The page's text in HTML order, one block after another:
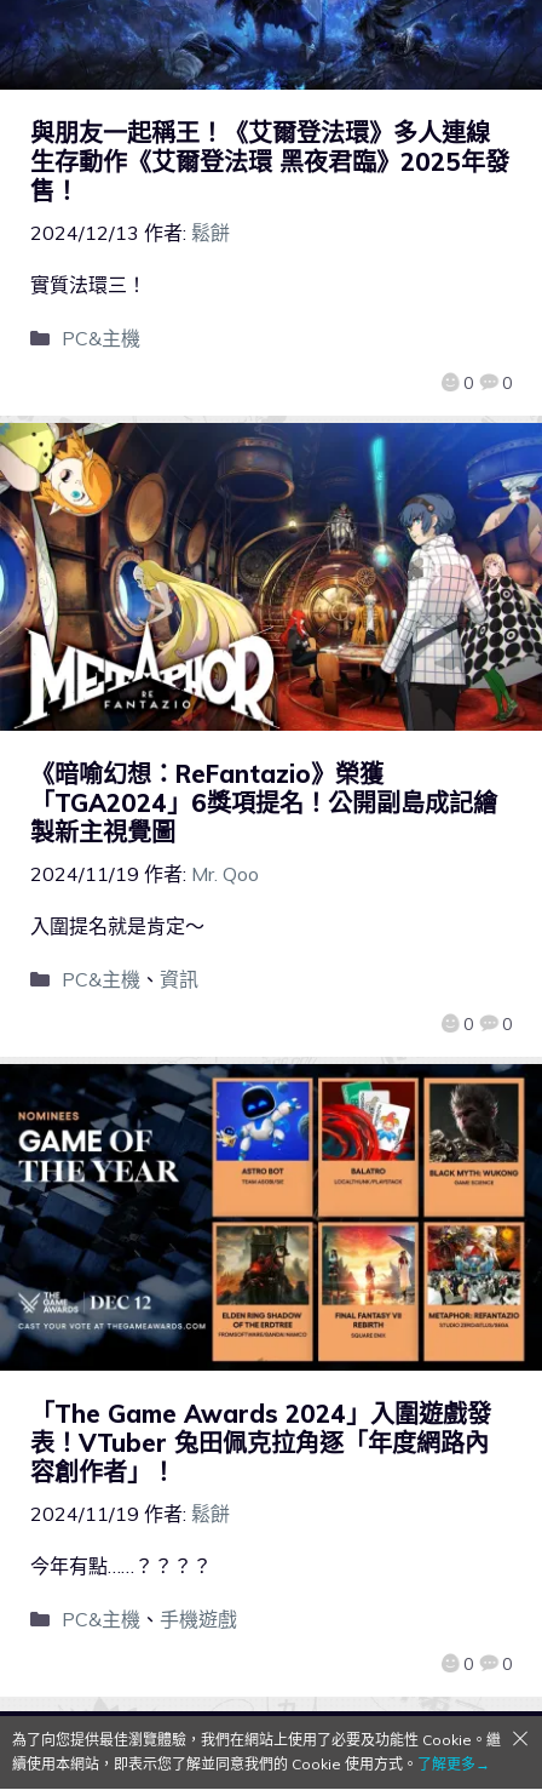
與朋友一起稱王！《艾爾登法環》多人連線
生存動作《艾爾登法環 黑夜君臨》2025年發
售！
2024/12/13 作者: 鬆餅
0 0
實質法環三！
PC&主機
《暗喻幻想：ReFantazio》榮獲
「TGA2024」6獎項提名！公開副島成記繪
製新主視覺圖
2024/11/19 作者: Mr. Qoo
0 0
入圍提名就是肯定～
PC&主機 、 資訊
「The Game Awards 2024」入圍遊戲發
表！VTuber 兔田佩克拉角逐「年度網路內
容創作者」！
2024/11/19 作者: 鬆餅
0 0
今年有點……？？？？
PC&主機 、 手機遊戲
QooApp Limited © 2026
為了向您提供最佳瀏覽體驗，我們在網站上使用了必要及功能性 Cookie。繼
續使用本網站，即表示您了解並同意我們的 Cookie 使用方式。 了解更多→